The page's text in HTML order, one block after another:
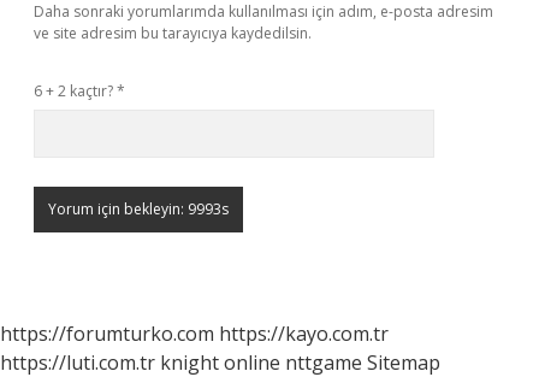
Daha sonraki yorumlarımda kullanılması için adım, e-posta adresim
ve site adresim bu tarayıcıya kaydedilsin.
6 + 2 kaçtır?*
https://forumturko.com https://kayo.com.tr
https://luti.com.tr knight online nttgame Sitemap